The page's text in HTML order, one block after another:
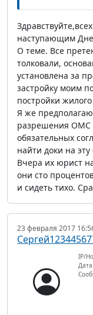
наступающим
О теме. Все
толковали,
установлена за
застройку моим
постройки
Я же
разрешения ОМС
обязательных
найти доки на эту
Вчера их юрист
они сто
и сидеть тихо.
23 февраля 2017
IP/